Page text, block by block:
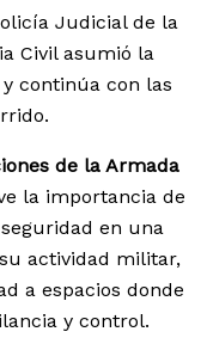
Judicial de la
Civil asumió la
continúa con las
de la Armada
la importancia de
en una
actividad militar,
a espacios donde
y control.